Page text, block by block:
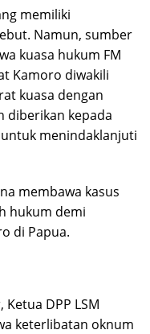
memiliki
Namun, sumber
kuasa hukum FM
Kamoro diwakili
kuasa dengan
diberikan kepada
menindaklanjuti
membawa kasus
hukum demi
di Papua.
DPP LSM
keterlibatan oknum